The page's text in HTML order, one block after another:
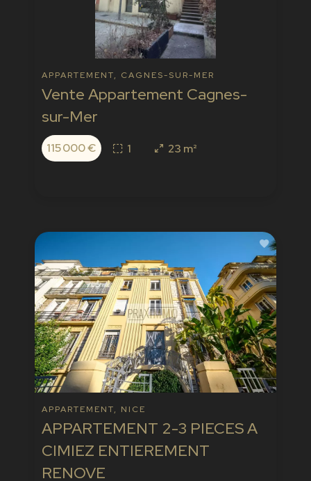
APPARTEMENT, CAGNES-SUR-MER
Vente Appartement Cagnes-
sur-Mer
115 000 € 1 23 m²
APPARTEMENT, NICE
APPARTEMENT 2-3 PIECES A
CIMIEZ ENTIEREMENT
RENOVE